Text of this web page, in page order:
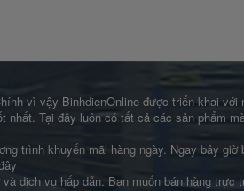
vì vậy BinhdienOnline được triển khai với
Tại đây luôn có tất cả các sản phẩm
trình khuyến mãi hàng ngày. Ngay bây giờ
dịch vụ hấp dẫn. Bạn muốn bán hàng trực